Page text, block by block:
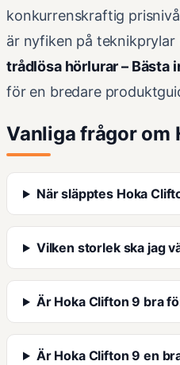
konkurrenskraftig
är nyfiken på teknikprylar
trådlösa hörlurar – Bästa
för en bredare
Vanliga frågor om
När släpptes Hoka
Vilken storlek ska jag
Är Hoka Clifton 9 bra
Är Hoka Clifton 9 en